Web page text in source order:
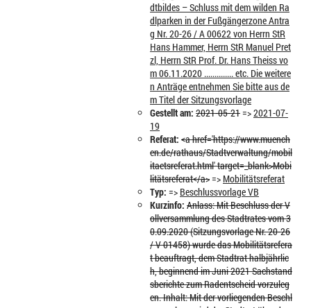
dtbildes – Schluss mit dem wilden Ra
dlparken in der Fußgängerzone Antra
g Nr. 20-26 / A 00622 von Herrn StR
Hans Hammer, Herrn StR Manuel Pret
zl, Herrn StR Prof. Dr. Hans Theiss vo
m 06.11.2020 .............. etc. Die weitere
n Anträge entnehmen Sie bitte aus de
m Titel der Sitzungsvorlage
Gestellt am: 2021-05-21=>2021-07-
19
Referat: <a href='https://www.muench
en.de/rathaus/Stadtverwaltung/mobil
itaetsreferat.html' target=_blank>Mobi
litätsreferat</a>=> Mobilitätsreferat
Typ: => Beschlussvorlage VB
Kurzinfo: Anlass: Mit Beschluss der V
ollversammlung des Stadtrates vom 3
0.09.2020 (Sitzungsvorlage Nr. 20-26
/ V 01458) wurde das Mobilitätsrefera
t beauftragt, dem Stadtrat halbjährlic
h, beginnend im Juni 2021 Sachstand
sberichte zum Radentscheid vorzuleg
en. Inhalt: Mit der vorliegenden Beschl